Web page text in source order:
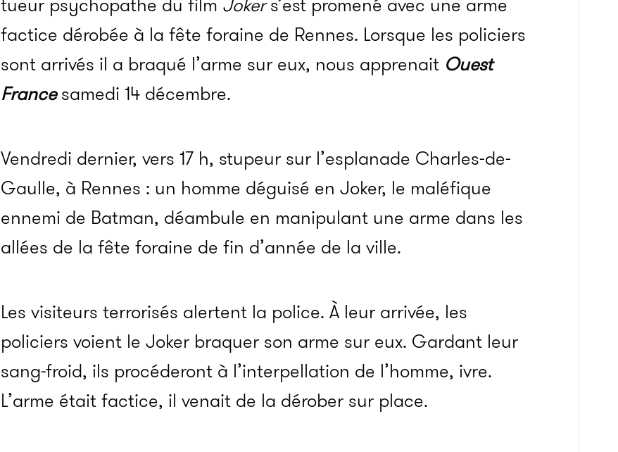
tueur psychopathe du film Jokers’est promené avec une arme
factice dérobée à la fête foraine de Rennes. Lorsque les policiers
sont arrivés il a braqué l’arme sur eux, nous apprenait Ouest
Francesamedi 14 décembre.
Vendredi dernier, vers 17 h, stupeur sur l’esplanade Charles-de-
Gaulle, à Rennes : un homme déguisé en Joker, le maléfique
ennemi de Batman, déambule en manipulant une arme dans les
allées de la fête foraine de fin d’année de la ville.
Les visiteurs terrorisés alertent la police. À leur arrivée, les
policiers voient le Joker braquer son arme sur eux. Gardant leur
sang-froid, ils procéderont à l’interpellation de l’homme, ivre.
L’arme était factice, il venait de la dérober sur place.